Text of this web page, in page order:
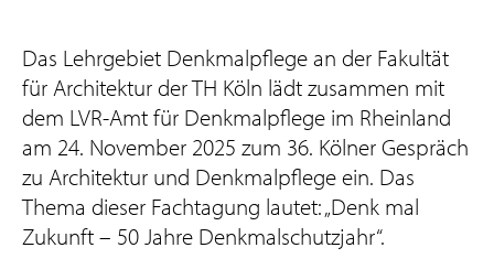
Das Lehrgebiet Denkmalpflege an der Fakultät
für Architektur der TH Köln lädt zusammen mit
dem LVR-Amt für Denkmalpflege im Rheinland
am 24. November 2025 zum 36. Kölner Gespräch
zu Architektur und Denkmalpflege ein. Das
Thema dieser Fachtagung lautet: „Denk mal
Zukunft – 50 Jahre Denkmalschutzjahr“.